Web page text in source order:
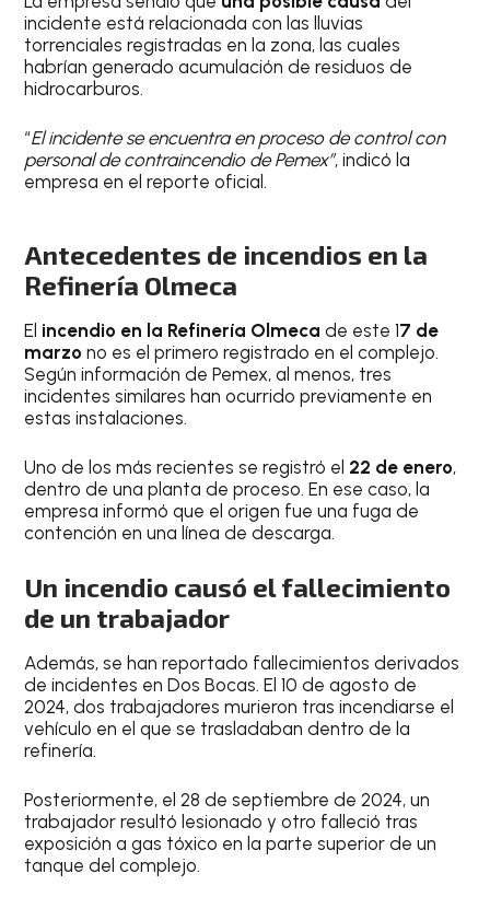
incidente está relacionada con las lluvias
torrenciales registradas en la zona, las cuales
habrían generado acumulación de residuos de
hidrocarburos.
“El incidente se encuentra en proceso de control con
personal de contraincendio de Pemex”, indicó la
empresa en el reporte oficial.
Antecedentes de incendios en la
Refinería Olmeca
El incendio en la Refinería Olmeca de este 17 de
marzono es el primero registrado en el complejo.
Según información de Pemex, al menos, tres
incidentes similares han ocurrido previamente en
estas instalaciones.
Uno de los más recientes se registró el 22 de enero,
dentro de una planta de proceso. En ese caso, la
empresa informó que el origen fue una fuga de
contención en una línea de descarga.
Un incendio causó el fallecimiento
de un trabajador
Además, se han reportado fallecimientos derivados
de incidentes en Dos Bocas. El 10 de agosto de
2024, dos trabajadores murieron tras incendiarse el
vehículo en el que se trasladaban dentro de la
refinería.
Posteriormente, el 28 de septiembre de 2024, un
trabajador resultó lesionado y otro falleció tras
exposición a gas tóxico en la parte superior de un
tanque del complejo.